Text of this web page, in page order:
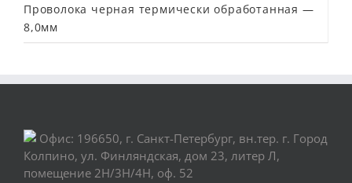
Проволока черная термически обработанная —
8,0мм
Офис: 196650, г. Санкт-Петербург, вн.тер. г. Город
Колпино, ул. Финляндская, дом 23, литер Л,
помещение 2Н/3Н/4Н, оф. 52